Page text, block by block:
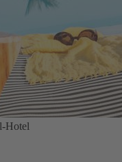
Hotel